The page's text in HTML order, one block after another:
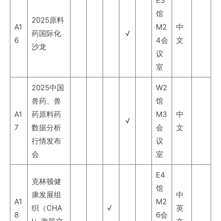
A1
6
2025原料
药国际化
沙龙
√
馆
M2
4会
议
室
中
文
A1
7
2025中国
兽药、兽
药原料药
数据分析
行情发布
会
√
W2
馆
M3
会
议
室
中
文
A1
8
克林顿健
康发展组
织（CHA
√
E4
馆
M2
6会
中
英